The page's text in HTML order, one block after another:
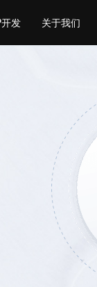
发 关于我们